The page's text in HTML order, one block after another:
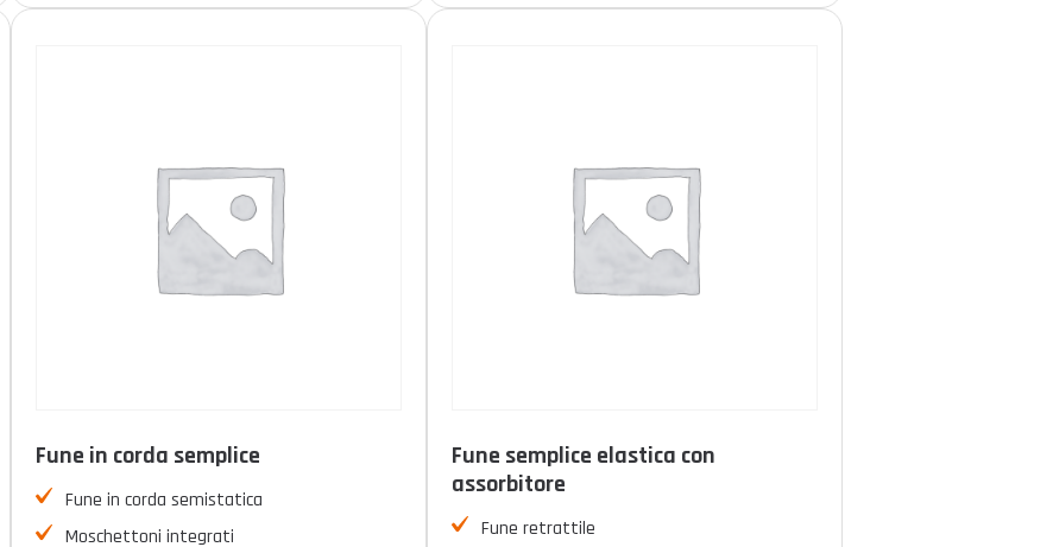
Fune in corda semplice
Fune in corda semistatica
Moschettoni integrati
Fune semplice elastica con
assorbitore
Fune retrattile